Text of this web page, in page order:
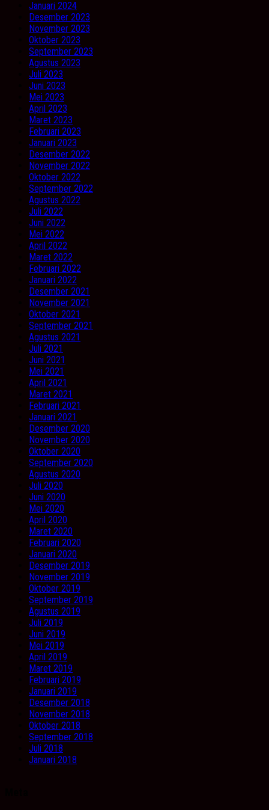
Januari 2024
Desember 2023
November 2023
Oktober 2023
September 2023
Agustus 2023
Juli 2023
Juni 2023
Mei 2023
April 2023
Maret 2023
Februari 2023
Januari 2023
Desember 2022
November 2022
Oktober 2022
September 2022
Agustus 2022
Juli 2022
Juni 2022
Mei 2022
April 2022
Maret 2022
Februari 2022
Januari 2022
Desember 2021
November 2021
Oktober 2021
September 2021
Agustus 2021
Juli 2021
Juni 2021
Mei 2021
April 2021
Maret 2021
Februari 2021
Januari 2021
Desember 2020
November 2020
Oktober 2020
September 2020
Agustus 2020
Juli 2020
Juni 2020
Mei 2020
April 2020
Maret 2020
Februari 2020
Januari 2020
Desember 2019
November 2019
Oktober 2019
September 2019
Agustus 2019
Juli 2019
Juni 2019
Mei 2019
April 2019
Maret 2019
Februari 2019
Januari 2019
Desember 2018
November 2018
Oktober 2018
September 2018
Juli 2018
Januari 2018